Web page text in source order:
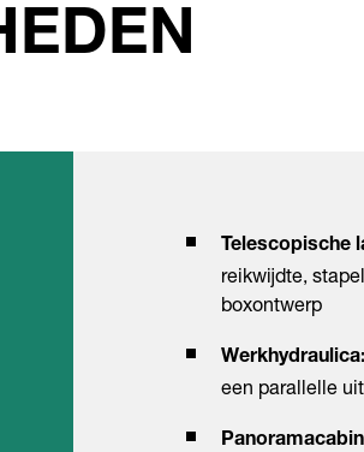
Telescopische
reikwijdte,
boxontwerp
Werkhydraulica:
een parallelle